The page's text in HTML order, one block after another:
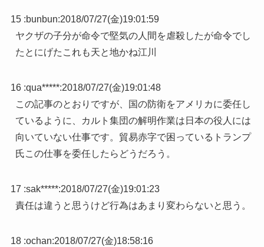
15 :bunbun:2018/07/27(金)19:01:59
ヤクザの子分が命令で堅気の人間を虐殺したが命令でし
たとにげたこれも天と地かね江川
16 :qua*****:2018/07/27(金)19:01:48
この記事のとおりですが、国の防衛をアメリカに委任し
ているように、カルト集団の解明作業は日本の役人には
向いていない仕事です。貿易赤字で困っているトランプ
氏この仕事を委任したらどうだろう。
17 :sak*****:2018/07/27(金)19:01:23
責任は違うと思うけど行為はあまり変わらないと思う。
18 :ochan:2018/07/27(金)18:58:16